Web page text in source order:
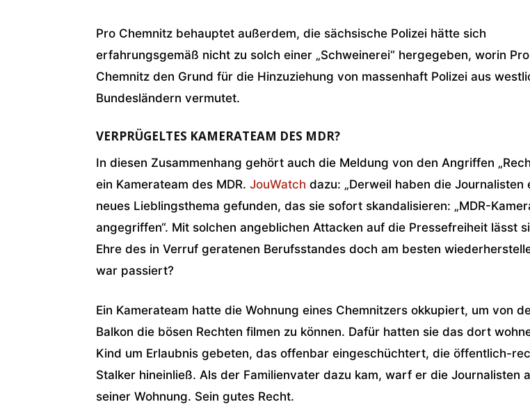
Pro Chemnitz behauptet außerdem, die sächsische Polizei hätte sich
erfahrungsgemäß nicht zu solch einer „Schweinerei“ hergegeben, worin Pro
Chemnitz den Grund für die Hinzuziehung von massenhaft Polizei aus
Bundesländern vermutet.
VERPRÜGELTES KAMERATEAM DES MDR?
In diesen Zusammenhang gehört auch die Meldung von den Angriffen
ein Kamerateam des MDR. JouWatch dazu: „Derweil haben die Journalisten
neues Lieblingsthema gefunden, das sie sofort skandalisieren: „MDR-
angegriffen“. Mit solchen angeblichen Attacken auf die Pressefreiheit lässt
Ehre des in Verruf geratenen Berufsstandes doch am besten
war passiert?
Ein Kamerateam hatte die Wohnung eines Chemnitzers okkupiert, um von
Balkon die bösen Rechten filmen zu können. Dafür hatten sie das dort
Kind um Erlaubnis gebeten, das offenbar eingeschüchtert, die öffentlich-
Stalker hineinließ. Als der Familienvater dazu kam, warf er die Journalisten
seiner Wohnung. Sein gutes Recht.